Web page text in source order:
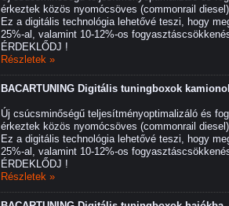
érkeztek közös nyomócsöves (commonrail
Ez a digitális technológia lehetővé teszi, hogy
25%-al, valamint 10-12%-os
ÉRDEKLŐDJ !
Részletek »
BACARTUNING Digitális tuningboxok
Új csúcsminőségű teljesítményoptimalizáló és
érkeztek közös nyomócsöves (commonrail
Ez a digitális technológia lehetővé teszi, hogy
25%-al, valamint 10-12%-os
ÉRDEKLŐDJ !
Részletek »